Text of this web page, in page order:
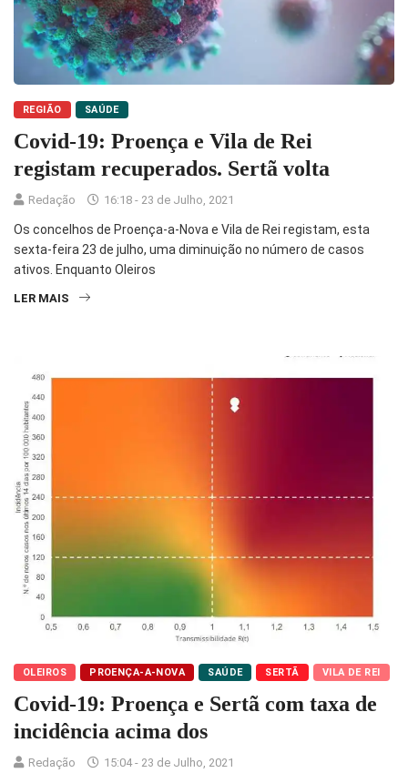
REGIÃO SAÚDE
Covid-19: Proença e Vila de Rei
registam recuperados. Sertã volta
Redação 16:18 - 23 de Julho, 2021
Os concelhos de Proença-a-Nova e Vila de Rei registam, esta
sexta-feira 23 de julho, uma diminuição no número de casos
ativos. Enquanto Oleiros
LER MAIS
OLEIROS PROENÇA-A-NOVA SAÚDE SERTÃ VILA DE REI
Covid-19: Proença e Sertã com taxa de
incidência acima dos
Redação 15:04 - 23 de Julho, 2021